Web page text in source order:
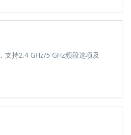
支持2.4 GHz/5 GHz频段选项及